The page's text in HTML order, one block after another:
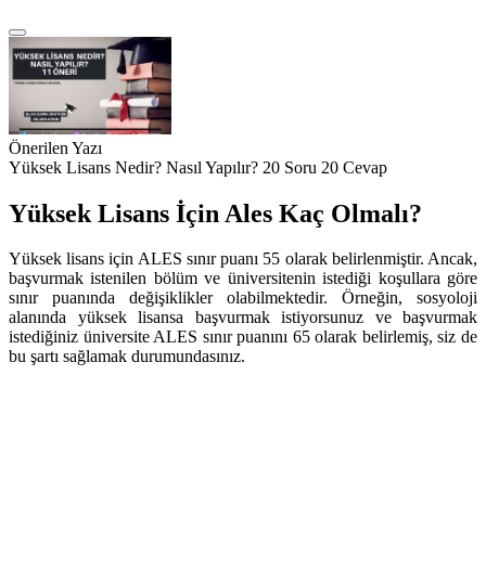
Önerilen Yazı
Yüksek Lisans Nedir? Nasıl Yapılır? 20 Soru 20 Cevap
Yüksek Lisans İçin Ales Kaç Olmalı?
Yüksek lisans için ALES sınır puanı 55 olarak belirlenmiştir. Ancak,
başvurmak istenilen bölüm ve üniversitenin istediği koşullara göre
sınır puanında değişiklikler olabilmektedir. Örneğin, sosyoloji
alanında yüksek lisansa başvurmak istiyorsunuz ve başvurmak
istediğiniz üniversite ALES sınır puanını 65 olarak belirlemiş, siz de
bu şartı sağlamak durumundasınız.